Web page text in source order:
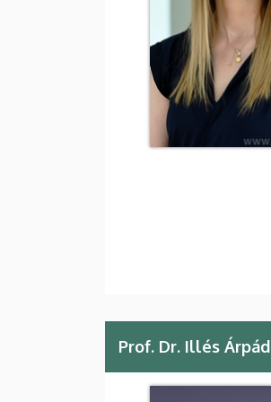
Prof. Dr. Illés Árpád